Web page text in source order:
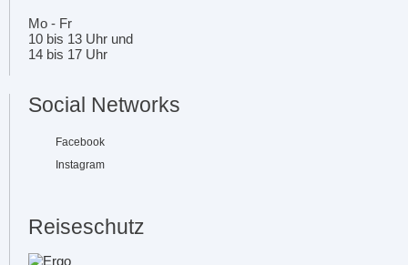
Mo - Fr
10 bis 13 Uhr und
14 bis 17 Uhr
Social Networks
Facebook
Instagram
Reiseschutz